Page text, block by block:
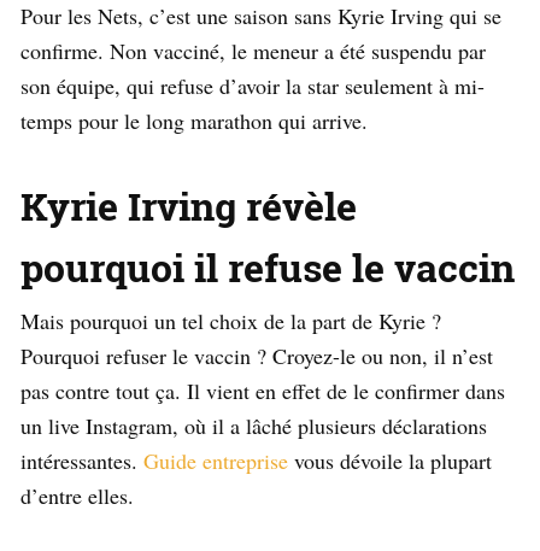
Pour les Nets, c’est une saison sans Kyrie Irving qui se
confirme. Non vacciné, le meneur a été suspendu par
son équipe, qui refuse d’avoir la star seulement à mi-
temps pour le long marathon qui arrive.
Kyrie Irving révèle
pourquoi il refuse le vaccin
Mais pourquoi un tel choix de la part de Kyrie ?
Pourquoi refuser le vaccin ? Croyez-le ou non, il n’est
pas contre tout ça. Il vient en effet de le confirmer dans
un live Instagram, où il a lâché plusieurs déclarations
intéressantes. Guide entreprise vous dévoile la plupart
d’entre elles.